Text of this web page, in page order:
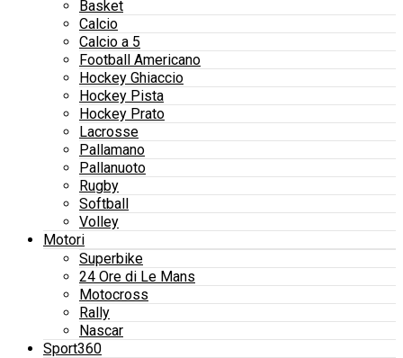
Basket
Calcio
Calcio a 5
Football Americano
Hockey Ghiaccio
Hockey Pista
Hockey Prato
Lacrosse
Pallamano
Pallanuoto
Rugby
Softball
Volley
Motori
Superbike
24 Ore di Le Mans
Motocross
Rally
Nascar
Sport360